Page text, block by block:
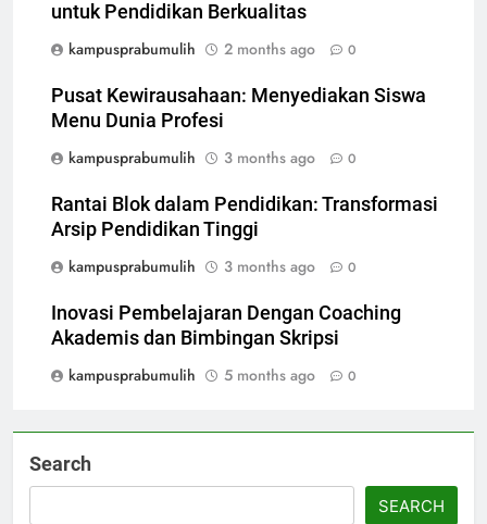
untuk Pendidikan Berkualitas
kampusprabumulih
2 months ago 0
Pusat Kewirausahaan: Menyediakan Siswa
Menu Dunia Profesi
kampusprabumulih
3 months ago 0
Rantai Blok dalam Pendidikan: Transformasi
Arsip Pendidikan Tinggi
kampusprabumulih
3 months ago 0
Inovasi Pembelajaran Dengan Coaching
Akademis dan Bimbingan Skripsi
kampusprabumulih
5 months ago 0
Search
SEARCH